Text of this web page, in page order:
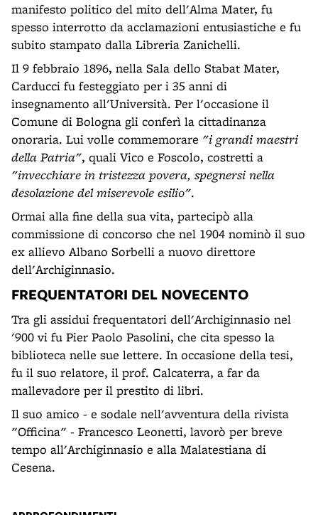
manifesto politico del mito dell'Alma Mater, fu
spesso interrotto da acclamazioni entusiastiche e fu
subito stampato dalla Libreria Zanichelli.
Il 9 febbraio 1896, nella Sala dello Stabat Mater,
Carducci fu festeggiato per i 35 anni di
insegnamento all'Università. Per l'occasione il
Comune di Bologna gli conferì la cittadinanza
onoraria. Lui volle commemorare "i grandi maestri
della Patria", quali Vico e Foscolo, costretti a
"invecchiare in tristezza povera, spegnersi nella
desolazione del miserevole esilio".
Ormai alla fine della sua vita, partecipò alla
commissione di concorso che nel 1904 nominò il suo
ex allievo Albano Sorbelli a nuovo direttore
dell'Archiginnasio.
FREQUENTATORI DEL NOVECENTO
Tra gli assidui frequentatori dell'Archiginnasio nel
'900 vi fu Pier Paolo Pasolini, che cita spesso la
biblioteca nelle sue lettere. In occasione della tesi,
fu il suo relatore, il prof. Calcaterra, a far da
mallevadore per il prestito di libri.
Il suo amico - e sodale nell'avventura della rivista
"Officina" - Francesco Leonetti, lavorò per breve
tempo all'Archiginnasio e alla Malatestiana di
Cesena.